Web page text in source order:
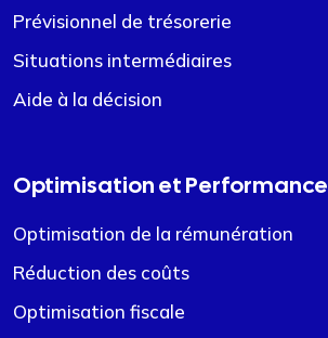
Prévisionnel de trésorerie
Situations intermédiaires
Aide à la décision
Optimisation et Performance
Optimisation de la rémunération
Réduction des coûts
Optimisation fiscale